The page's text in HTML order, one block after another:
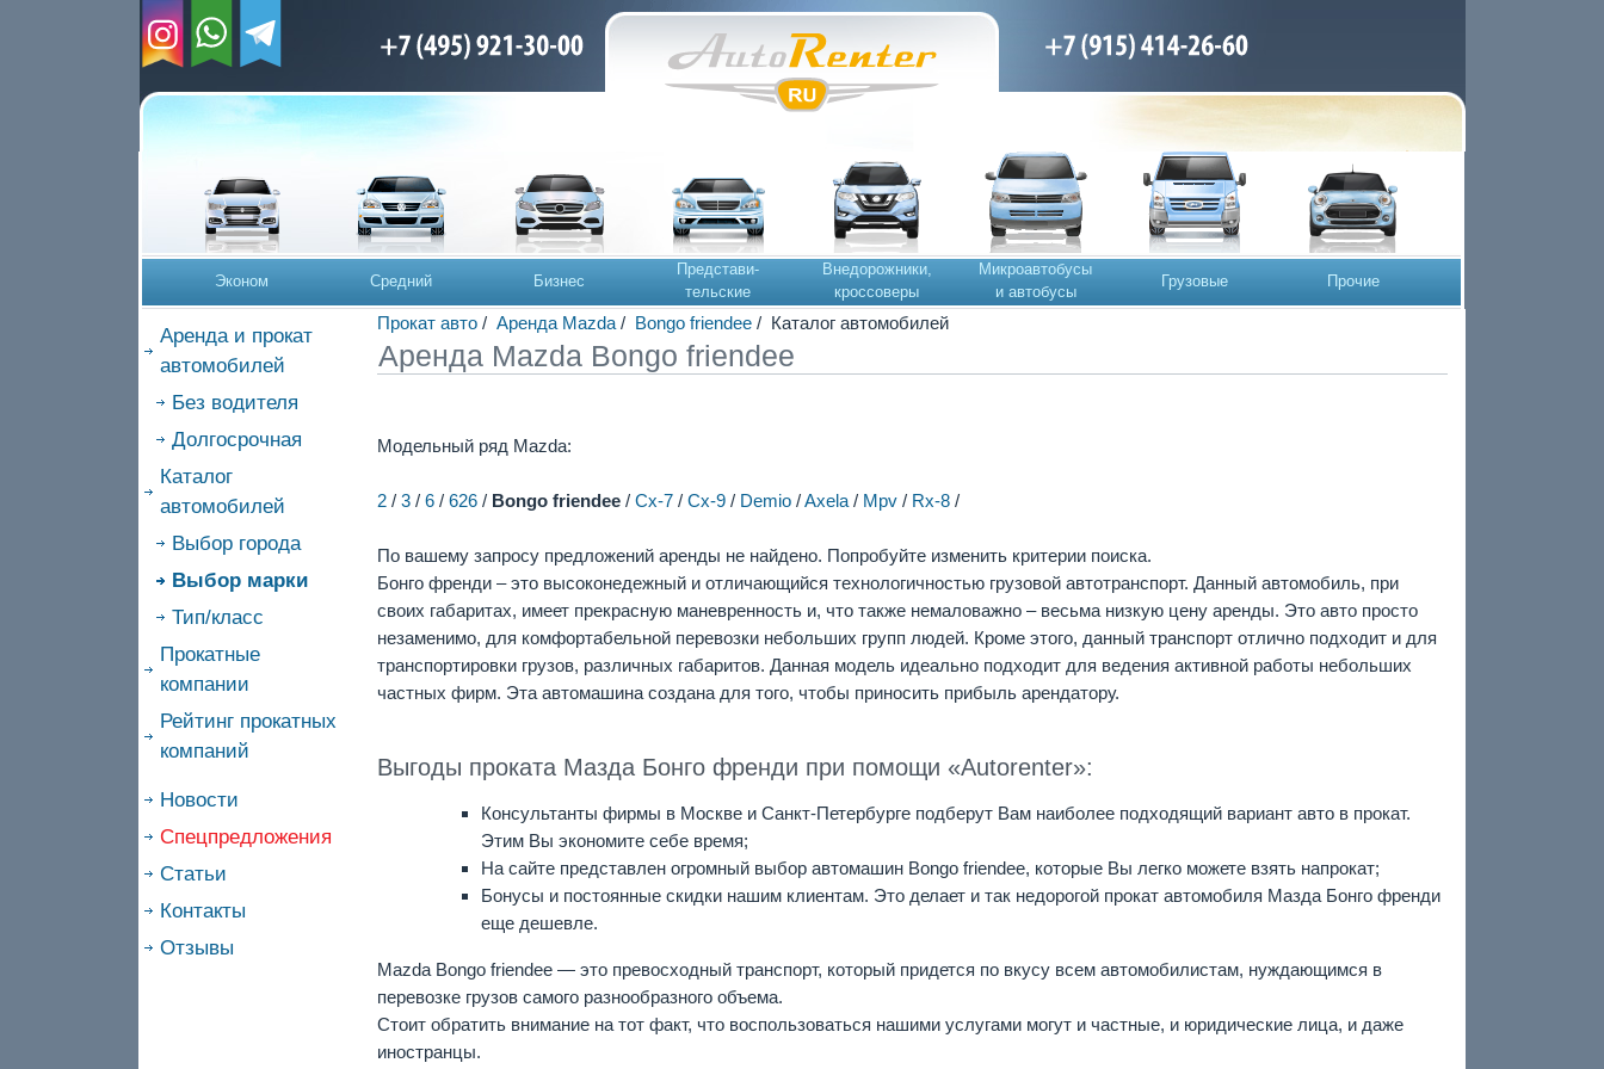
Эконом Средний Бизнес
Представи-
тельские
Внедорожники,
кроссоверы
Микроавтобусы
и автобусы
Грузовые Прочие
Аренда и прокат
автомобилей
Без водителя
Долгосрочная
Каталог
автомобилей
Выбор города
Выбор марки
Тип/класс
Прокатные
компании
Рейтинг прокатных
компаний
Новости
Спецпредложения
Статьи
Контакты
Отзывы
Прокат авто/ Аренда Mazda/ Bongo friendee/ Каталог автомобилей
Аренда Mazda Bongo friendee
Модельный ряд Mazda:
2/ 3/ 6/ 626/ Bongo friendee/ Cx-7/ Cx-9/ Demio/Axela/ Mpv/ Rx-8/
По вашему запросу предложений аренды не найдено. Попробуйте изменить критерии поиска.
Бонго френди – это высоконедежный и отличающийся технологичностью грузовой автотранспорт. Данный автомобиль, при
своих габаритах, имеет прекрасную маневренность и, что также немаловажно – весьма низкую цену аренды. Это авто просто
незаменимо, для комфортабельной перевозки небольших групп людей. Кроме этого, данный транспорт отлично подходит и для
транспортировки грузов, различных габаритов. Данная модель идеально подходит для ведения активной работы небольших
частных фирм. Эта автомашина создана для того, чтобы приносить прибыль арендатору.
Выгоды проката Мазда Бонго френди при помощи «Autorenter»:
Консультанты фирмы в Москве и Санкт-Петербурге подберут Вам наиболее подходящий вариант авто в прокат.
Этим Вы экономите себе время;
На сайте представлен огромный выбор автомашин Bongo friendee, которые Вы легко можете взять напрокат;
Бонусы и постоянные скидки нашим клиентам. Это делает и так недорогой прокат автомобиля Мазда Бонго френди
еще дешевле.
Mazda Bongo friendee — это превосходный транспорт, который придется по вкусу всем автомобилистам, нуждающимся в
перевозке грузов самого разнообразного объема.
Стоит обратить внимание на тот факт, что воспользоваться нашими услугами могут и частные, и юридические лица, и даже
иностранцы.